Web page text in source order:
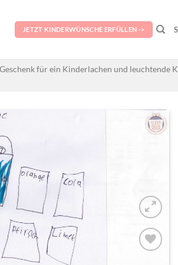
JETZT KINDERWÜNSCHE ERFÜLLEN ->
für ein Kinderlachen und leuchtende